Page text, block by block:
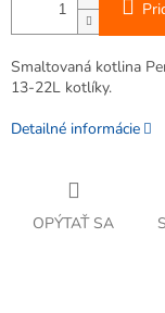
Smaltovaná kotlina
13-22L kotlíky.
Detailné informácie
OPÝTAŤ SA